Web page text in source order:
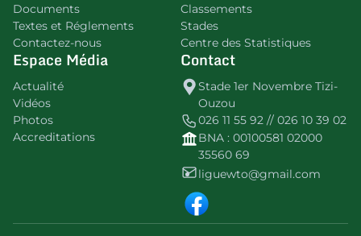
Documents
Textes et Réglements
Contactez-nous
Classements
Stades
Centre des Statistiques
Espace Média
Actualité
Vidéos
Photos
Accreditations
Contact
Stade 1er Novembre Tizi-
Ouzou
026 11 55 92 // 026 10 39 02
BNA : 00100581 02000
35560 69
liguewto@gmail.com